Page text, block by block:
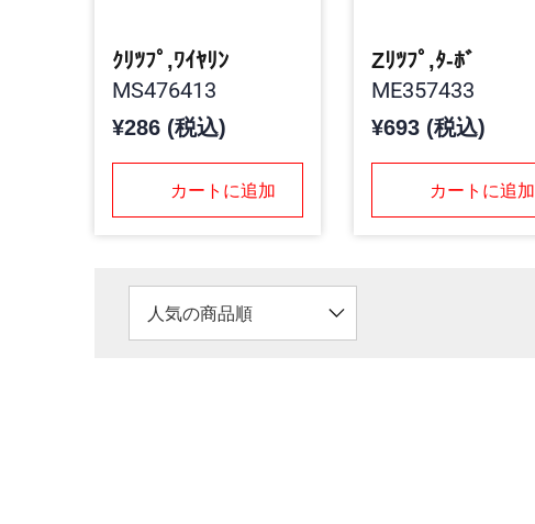
ｸﾘﾂﾌﾟ,ﾜｲﾔﾘﾝ
MS476413
¥286 (税込)
カートに追加
Zﾘﾂﾌﾟ,ﾀ-ﾎﾞ
ME357433
¥693 (税込)
カートに追加
人気の商品順